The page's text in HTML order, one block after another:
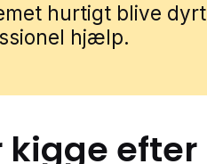
hurtigt blive dyrt
hjælp.
kigge efter